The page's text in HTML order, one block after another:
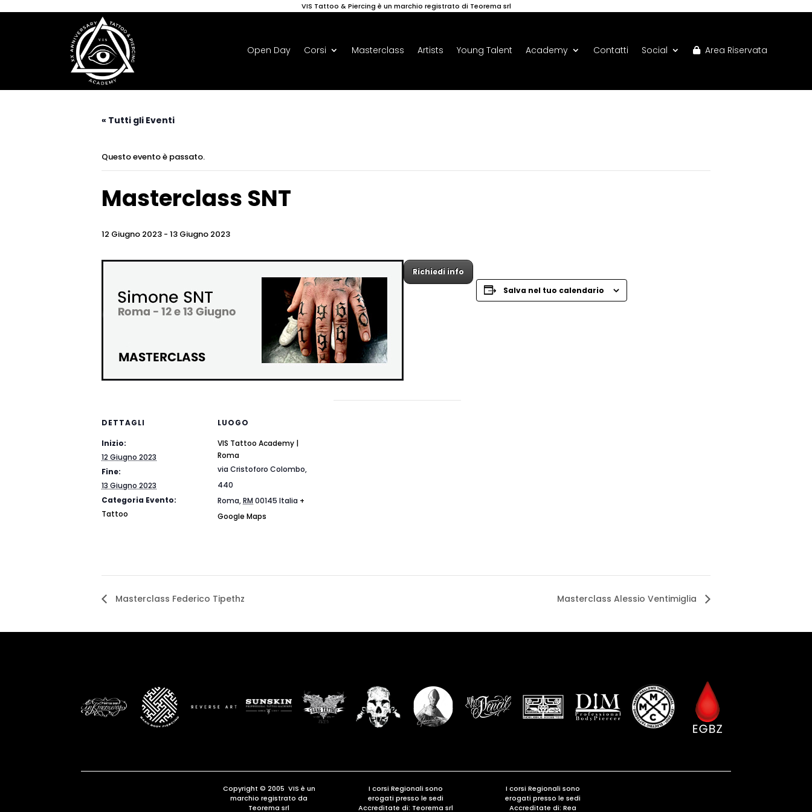
VIS Tattoo & Piercing è un marchio registrato di Teorema srl
Open Day Corsi Masterclass Artists Young Talent Academy Contatti Social Area Riservata
« Tutti gli Eventi
Questo evento è passato.
Masterclass SNT
12 Giugno 2023 - 13 Giugno 2023
Richiedi info
Salva nel tuo calendario
DETTAGLI
Inizio:
12 Giugno 2023
Fine:
13 Giugno 2023
Categoria Evento:
Tattoo
LUOGO
VIS Tattoo Academy |
Roma
via Cristoforo Colombo,
440
Roma,RM 00145 Italia +
Google Maps
Masterclass Federico Tipethz Masterclass Alessio Ventimiglia
Copyright © 2005 VIS è un
marchio registrato da
Teorema srl
I corsi Regionali sono
erogati presso le sedi
Accreditate di: Teorema srl
I corsi Regionali sono
erogati presso le sedi
Accreditate di: Rea